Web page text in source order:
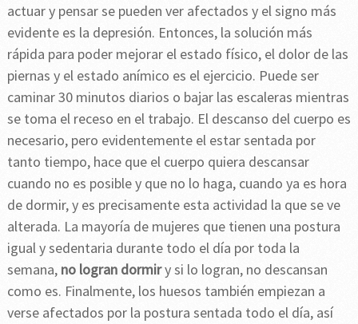
actuar y pensar se pueden ver afectados y el signo más
evidente es la depresión. Entonces, la solución más
rápida para poder mejorar el estado físico, el dolor de las
piernas y el estado anímico es el ejercicio. Puede ser
caminar 30 minutos diarios o bajar las escaleras mientras
se toma el receso en el trabajo. El descanso del cuerpo es
necesario, pero evidentemente el estar sentada por
tanto tiempo, hace que el cuerpo quiera descansar
cuando no es posible y que no lo haga, cuando ya es hora
de dormir, y es precisamente esta actividad la que se ve
alterada. La mayoría de mujeres que tienen una postura
igual y sedentaria durante todo el día por toda la
semana, no logran dormiry si lo logran, no descansan
como es. Finalmente, los huesos también empiezan a
verse afectados por la postura sentada todo el día, así